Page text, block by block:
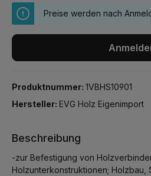
Preise werden nach
Produktnummer: 1VBHS10901
Hersteller: EVG Holz Eigenimport
Beschreibung
-zur Befestigung von
Holzunterkonstruktionen; Holzbau,